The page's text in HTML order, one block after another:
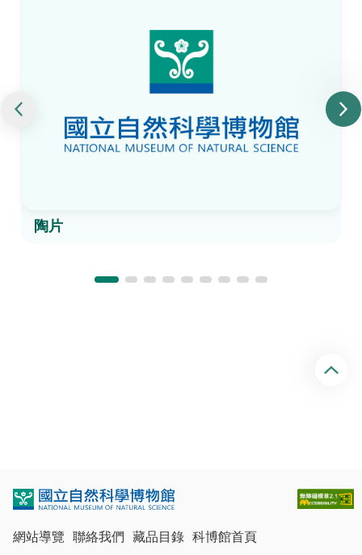
陶片
網站導覽 聯絡我們 藏品目錄 科博館首頁
回
頂
端